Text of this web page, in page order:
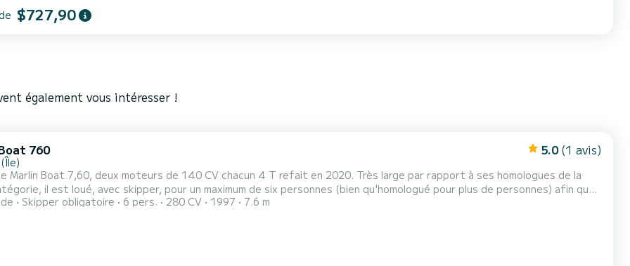
$727,90
également vous intéresser !
760 5.0 (1 avis)
Marlin Boat 7,60, deux moteurs de 140 CV chacun 4 T refait en 2020. Très large par rapport à ses homologues de la
il est loué, avec skipper, pour un maximum de six personnes (bien qu'homologué pour plus de personnes) afin que
soit une journée de détente pour les utilisateurs. Idéal pour naviguer dans la mer des Éoliennes et visiter les
Skipper obligatoire 6 pers. 280 CV 1997 7.6 m